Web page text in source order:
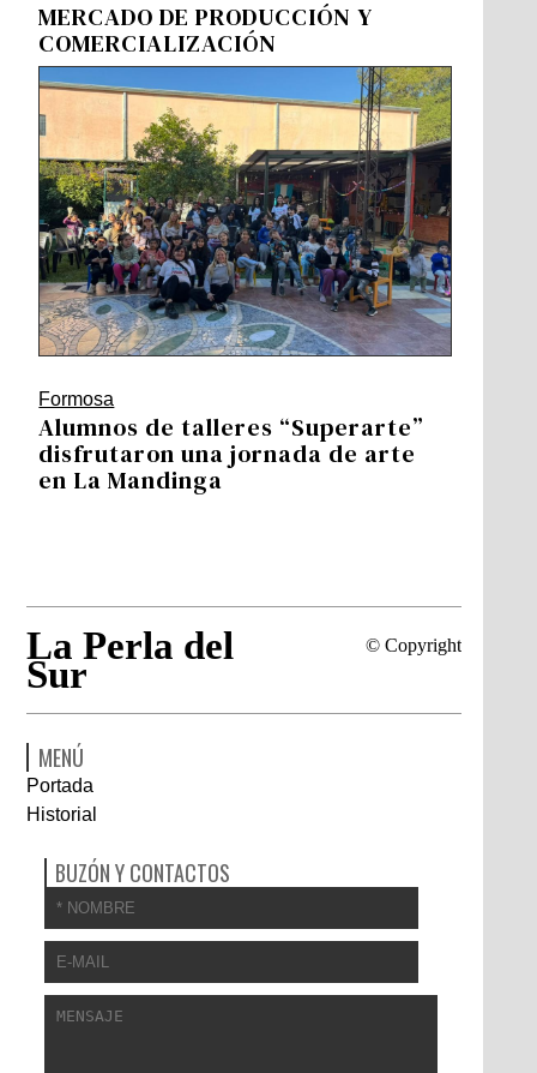
MERCADO DE PRODUCCIÓN Y
COMERCIALIZACIÓN
Formosa
Alumnos de talleres “Superarte”
disfrutaron una jornada de arte
en La Mandinga
La Perla del
Sur
© Copyright
MENÚ
Portada
Historial
BUZÓN Y CONTACTOS